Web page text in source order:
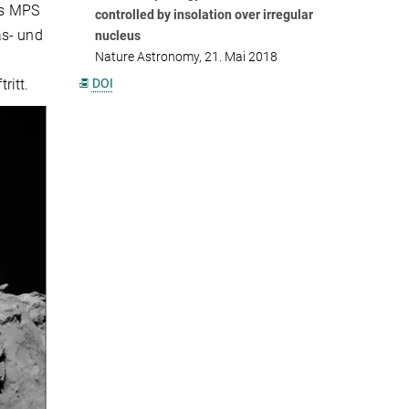
MPS
und
controlled by insolation over irregular
nucleus
Nature Astronomy, 21. Mai 2018
DOI